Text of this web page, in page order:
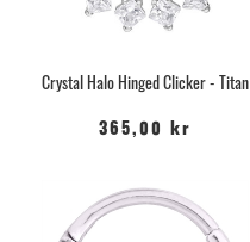
Crystal Halo Hinged Clicker - Titan
365,00 kr